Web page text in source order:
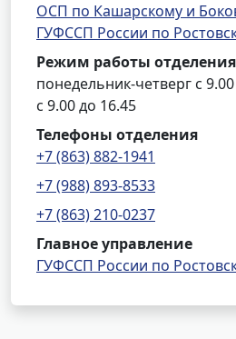
ОСП по Кашарскому и
ГУФССП России по
Режим работы отделения
понедельник-четверг с
с 9.00 до 16.45
Телефоны отделения
+7 (863) 882-1941
+7 (988) 893-8533
+7 (863) 210-0237
Главное управление
ГУФССП России по